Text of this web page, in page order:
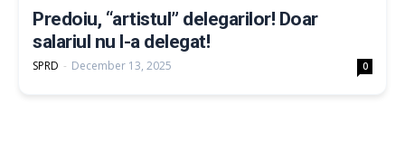
Predoiu, “artistul” delegarilor! Doar
salariul nu l-a delegat!
SPRD - December 13, 2025 0